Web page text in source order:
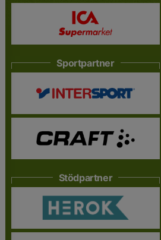
Sportpartner
Stödpartner